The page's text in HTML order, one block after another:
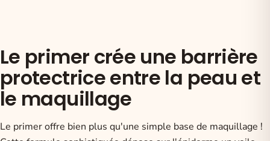
Le primer crée une barrière
protectrice entre la peau et
le maquillage
Le primer offre bien plus qu'une simple base de maquillage !